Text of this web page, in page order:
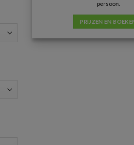
persoon.
PRIJZEN EN